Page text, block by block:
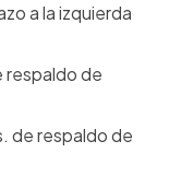
a la izquierda
respaldo de
de respaldo de